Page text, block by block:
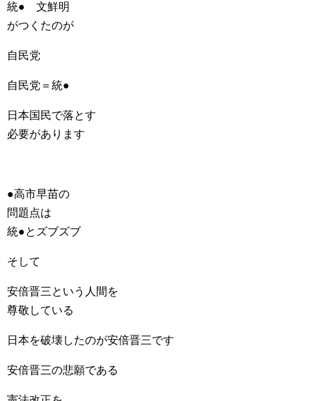
統● 文鮮明
がつくたのが
自民党
自民党＝統●
日本国民で落とす
必要があります
●高市早苗の
問題点は
統●とズブズブ
そして
安倍晋三という人間を
尊敬している
日本を破壊したのが安倍晋三です
安倍晋三の悲願である